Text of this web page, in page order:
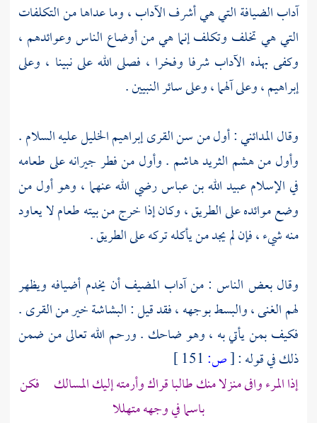
آداب الضيافة التي هي أشرف الآداب ، وما عداها من التكلفات
التي هي تخلف وتكلف إنما هي من أوضاع الناس وعوائدهم ،
وكفى بهذه الآداب شرفا وفخرا ، فصلى الله على نبينا ، وعلى
إبراهيم، وعلى آلهما ، وعلى سائر النبيين .
وقالالمدائني: أول من سن القرىإبراهيم الخليلعليه السلام .
وأول من هشم الثريدهاشم . وأول من فطر جيرانه على طعامه
في الإسلامعبيد الله بن عباسرضي الله عنهما ، وهو أول من
وضع موائده على الطريق ، وكان إذا خرج من بيته طعام لا يعاود
منه شيء ، فإن لم يجد من يأكله تركه على الطريق .
وقال بعض الناس : من آداب المضيف أن يخدم أضيافه ويظهر
لهم الغنى ، والبسط بوجهه ، فقد قيل : البشاشة خير من القرى .
فكيف بمن يأتي به ، وهو ضاحك . ورحم الله تعالى من ضمن
ذلك في قوله :[ص:
إذا المرء وافى منزلا منك طالبا قراك وأرمته إليك المسالك فكن
باسما في وجهه متهللا